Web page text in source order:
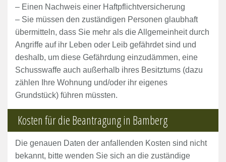
– Einen Nachweis einer Haftpflichtversicherung
– Sie müssen den zuständigen Personen glaubhaft
übermitteln, dass Sie mehr als die Allgemeinheit durch
Angriffe auf ihr Leben oder Leib gefährdet sind und
deshalb, um diese Gefährdung einzudämmen, eine
Schusswaffe auch außerhalb ihres Besitztums (dazu
zählen Ihre Wohnung und/oder ihr eigenes
Grundstück) führen müssten.
Kosten für die Beantragung in Bamberg
Die genauen Daten der anfallenden Kosten sind nicht
bekannt, bitte wenden Sie sich an die zuständige